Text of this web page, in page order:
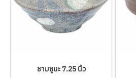
ชามซูนะ 7.25 นิ้ว